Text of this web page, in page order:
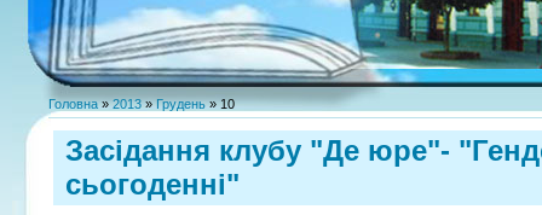
Головна»2013 » Грудень » 10
Засідання клубу "Де юре"-
сьогоденні"